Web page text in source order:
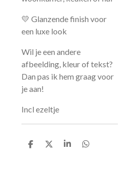
💛 Glanzende finish voor
een luxe look
Wil je een andere
afbeelding, kleur of tekst?
Dan pas ik hem graag voor
je aan!
Incl ezeltje
D
D
S
D